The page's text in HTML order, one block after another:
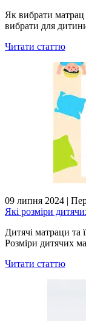
Як вибрати
вибрати для
Читати статтю
09 липня 2024 |
Які розміри
Дитячі матраци та
Розміри дитячих
Читати статтю